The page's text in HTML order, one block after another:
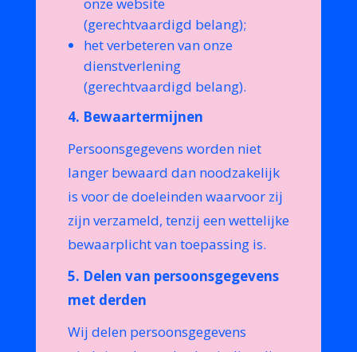
(gerechtvaardigd belang);
het verbeteren van onze
dienstverlening
(gerechtvaardigd belang).
4. Bewaartermijnen
Persoonsgegevens worden niet
langer bewaard dan noodzakelijk
is voor de doeleinden waarvoor zij
zijn verzameld, tenzij een wettelijke
bewaarplicht van toepassing is.
5. Delen van persoonsgegevens
met derden
Wij delen persoonsgegevens